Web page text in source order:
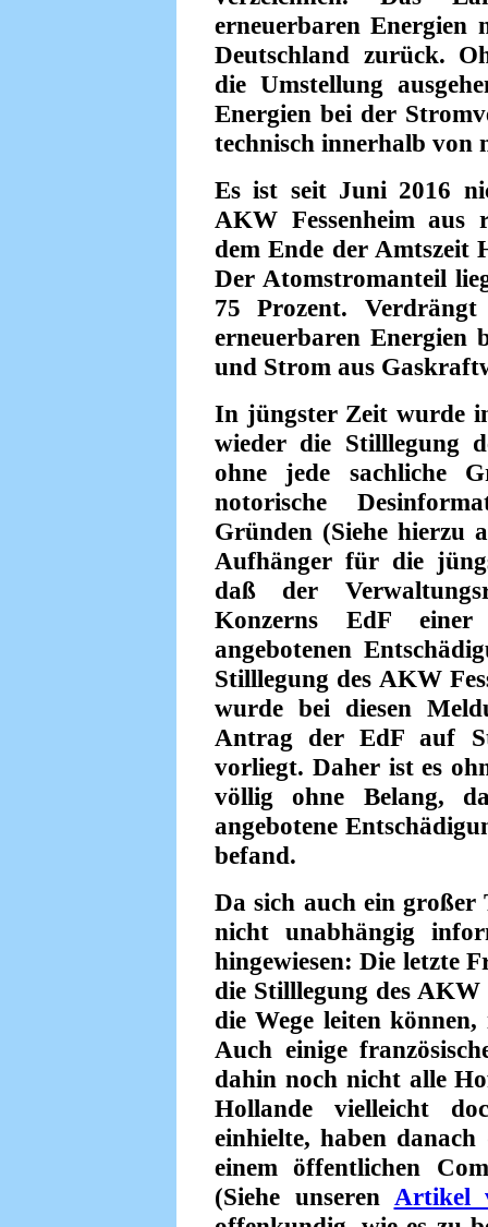
erneuerbaren
Deutschland zurück.
die Umstellung
Energien bei der
technisch innerhalb von
Es ist seit Juni 2016
AKW Fessenheim
dem Ende der Amtszeit
Der Atomstromanteil
75 Prozent.
erneuerbaren Energien
und Strom aus
In jüngster Zeit wurde
wieder die Stilllegung
ohne jede sachliche
notorische
Gründen (Siehe hierzu
Aufhänger für die
daß der
Konzerns EdF einer
angebotenen
Stilllegung des AKW
wurde bei diesen
Antrag der EdF auf
vorliegt. Daher ist es
völlig ohne Belang,
angebotene
befand.
Da sich auch ein
nicht unabhängig
hingewiesen: Die letzte
die Stilllegung des
die Wege leiten
Auch einige
dahin noch nicht alle
Hollande vielleicht
einhielte, haben
einem öffentlichen
(Siehe unseren Artikel